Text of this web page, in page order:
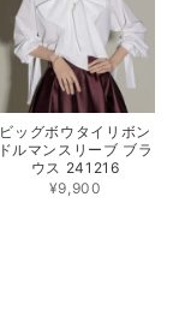
ビッグボウタイリボン
ドルマンスリーブ ブラ
ウス 241216
¥9,900